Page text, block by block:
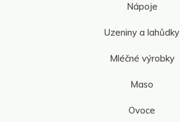
Nápoje
Uzeniny a lahůdky
Mléčné výrobky
Maso
Ovoce